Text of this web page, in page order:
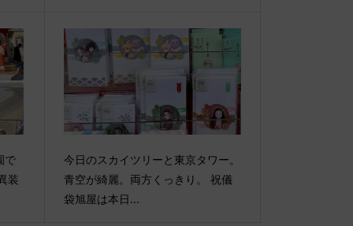
で
装
今日のスカイツリーと東京タワー。
青空が綺麗。両方くっきり。 祝儀
袋旭屋は本日...